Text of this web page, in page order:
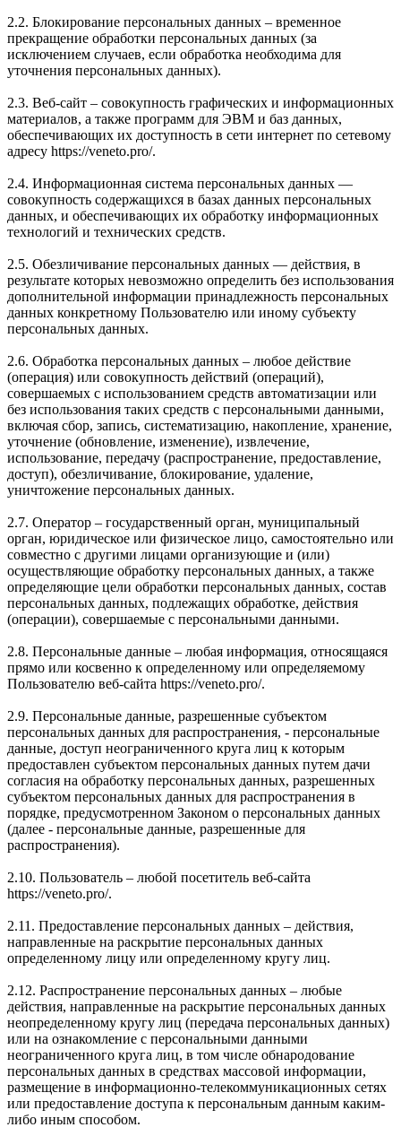
2.2. Блокирование персональных данных – временное
прекращение обработки персональных данных (за
исключением случаев, если обработка необходима для
уточнения персональных данных).
2.3. Веб-сайт – совокупность графических и информационных
материалов, а также программ для ЭВМ и баз данных,
обеспечивающих их доступность в сети интернет по сетевому
адресу https://veneto.pro/.
2.4. Информационная система персональных данных —
совокупность содержащихся в базах данных персональных
данных, и обеспечивающих их обработку информационных
технологий и технических средств.
2.5. Обезличивание персональных данных — действия, в
результате которых невозможно определить без использования
дополнительной информации принадлежность персональных
данных конкретному Пользователю или иному субъекту
персональных данных.
2.6. Обработка персональных данных – любое действие
(операция) или совокупность действий (операций),
совершаемых с использованием средств автоматизации или
без использования таких средств с персональными данными,
включая сбор, запись, систематизацию, накопление, хранение,
уточнение (обновление, изменение), извлечение,
использование, передачу (распространение, предоставление,
доступ), обезличивание, блокирование, удаление,
уничтожение персональных данных.
2.7. Оператор – государственный орган, муниципальный
орган, юридическое или физическое лицо, самостоятельно или
совместно с другими лицами организующие и (или)
осуществляющие обработку персональных данных, а также
определяющие цели обработки персональных данных, состав
персональных данных, подлежащих обработке, действия
(операции), совершаемые с персональными данными.
2.8. Персональные данные – любая информация, относящаяся
прямо или косвенно к определенному или определяемому
Пользователю веб-сайта https://veneto.pro/.
2.9. Персональные данные, разрешенные субъектом
персональных данных для распространения, - персональные
данные, доступ неограниченного круга лиц к которым
предоставлен субъектом персональных данных путем дачи
согласия на обработку персональных данных, разрешенных
субъектом персональных данных для распространения в
порядке, предусмотренном Законом о персональных данных
(далее - персональные данные, разрешенные для
распространения).
2.10. Пользователь – любой посетитель веб-сайта
https://veneto.pro/.
2.11. Предоставление персональных данных – действия,
направленные на раскрытие персональных данных
определенному лицу или определенному кругу лиц.
2.12. Распространение персональных данных – любые
действия, направленные на раскрытие персональных данных
неопределенному кругу лиц (передача персональных данных)
или на ознакомление с персональными данными
неограниченного круга лиц, в том числе обнародование
персональных данных в средствах массовой информации,
размещение в информационно-телекоммуникационных сетях
или предоставление доступа к персональным данным каким-
либо иным способом.